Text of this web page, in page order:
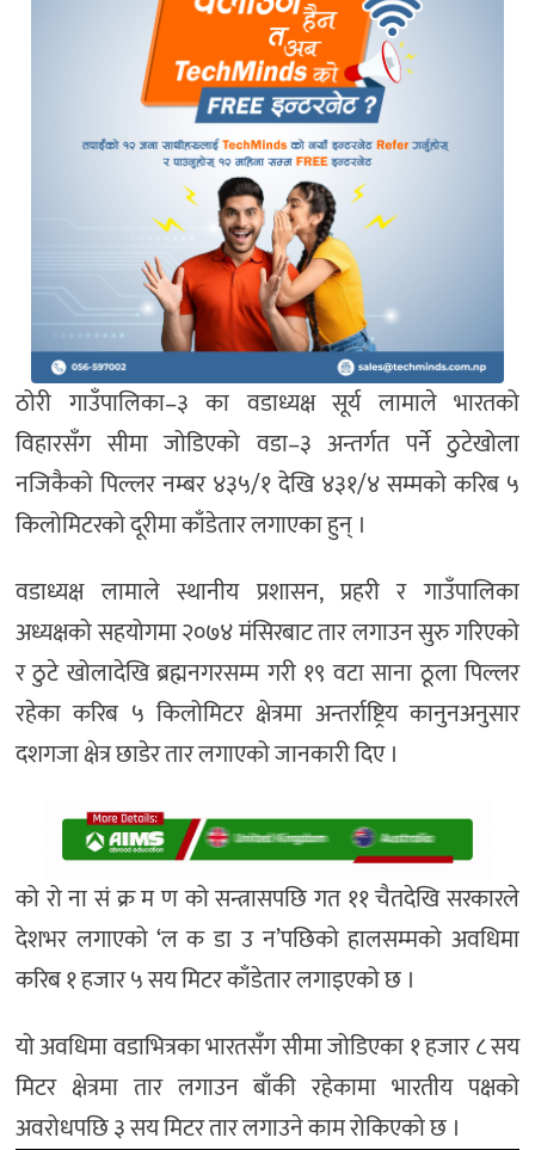
ठोरी गाउँपालिका–३ का वडाध्यक्ष सूर्य लामाले भारतको
विहारसँग सीमा जोडिएको वडा–३ अन्तर्गत पर्ने ठुटेखोला
नजिकैको पिल्लर नम्बर ४३५/१ देखि ४३१/४ सम्मको करिब ५
किलोमिटरको दूरीमा काँडेतार लगाएका हुन् ।
वडाध्यक्ष लामाले स्थानीय प्रशासन, प्रहरी र गाउँपालिका
अध्यक्षको सहयोगमा २०७४ मंसिरबाट तार लगाउन सुरु गरिएको
र ठुटे खोलादेखि ब्रह्मनगरसम्म गरी १९ वटा साना ठूला पिल्लर
रहेका करिब ५ किलोमिटर क्षेत्रमा अन्तर्राष्ट्रिय कानुनअनुसार
दशगजा क्षेत्र छाडेर तार लगाएको जानकारी दिए ।
को रो ना सं क्र म ण को सन्त्रासपछि गत ११ चैतदेखि सरकारले
देशभर लगाएको ‘ल क डा उ न’पछिको हालसम्मको अवधिमा
करिब १ हजार ५ सय मिटर काँडेतार लगाइएको छ ।
यो अवधिमा वडाभित्रका भारतसँग सीमा जोडिएका १ हजार ८ सय
मिटर क्षेत्रमा तार लगाउन बाँकी रहेकामा भारतीय पक्षको
अवरोधपछि ३ सय मिटर तार लगाउने काम रोकिएको छ ।